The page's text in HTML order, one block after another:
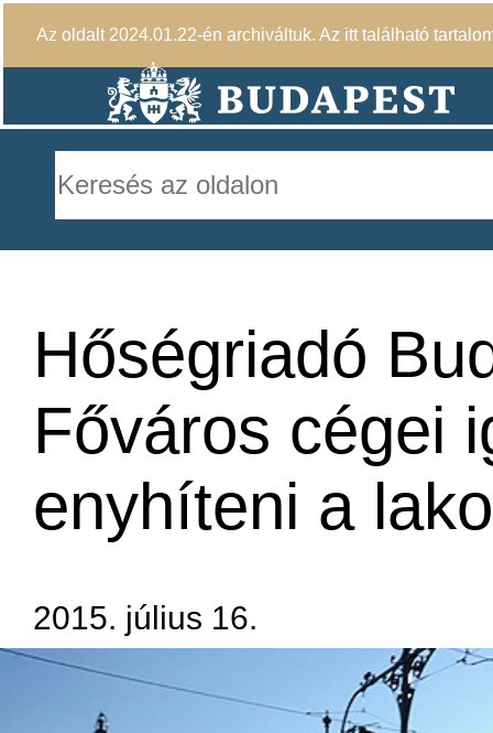
Az oldalt 2024.01.22-én archiváltuk. Az itt található
Hőségriadó
Főváros cégei
enyhíteni a
2015. július 16.